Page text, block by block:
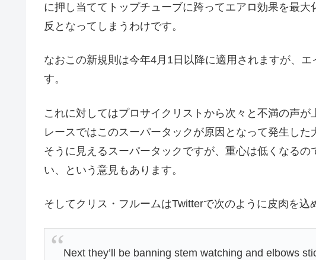
に押し当ててトップチューブに跨ってエアロ効果を最
反となってしまうわけです。
なおこの新規則は今年4月1日以降に適用されますが、
す。
これに対してはプロサイクリストから次々と不満の声
レースではこのスーパータックが原因となって発生し
そうに見えるスーパータックですが、重心は低くなる
い、という意見もあります。
そしてクリス・フルームはTwitterで次のように皮肉を込
Next they’ll be banning stem watching and elbows